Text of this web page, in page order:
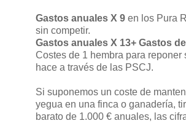
Gastos anuales X 9 en los Pura
sin competir.
Gastos anuales X 13+ Gastos
Costes de 1 hembra para reponer
hace a través de las PSCJ.
Si suponemos un coste de
yegua en una finca o ganadería,
barato de 1.000 € anuales, las